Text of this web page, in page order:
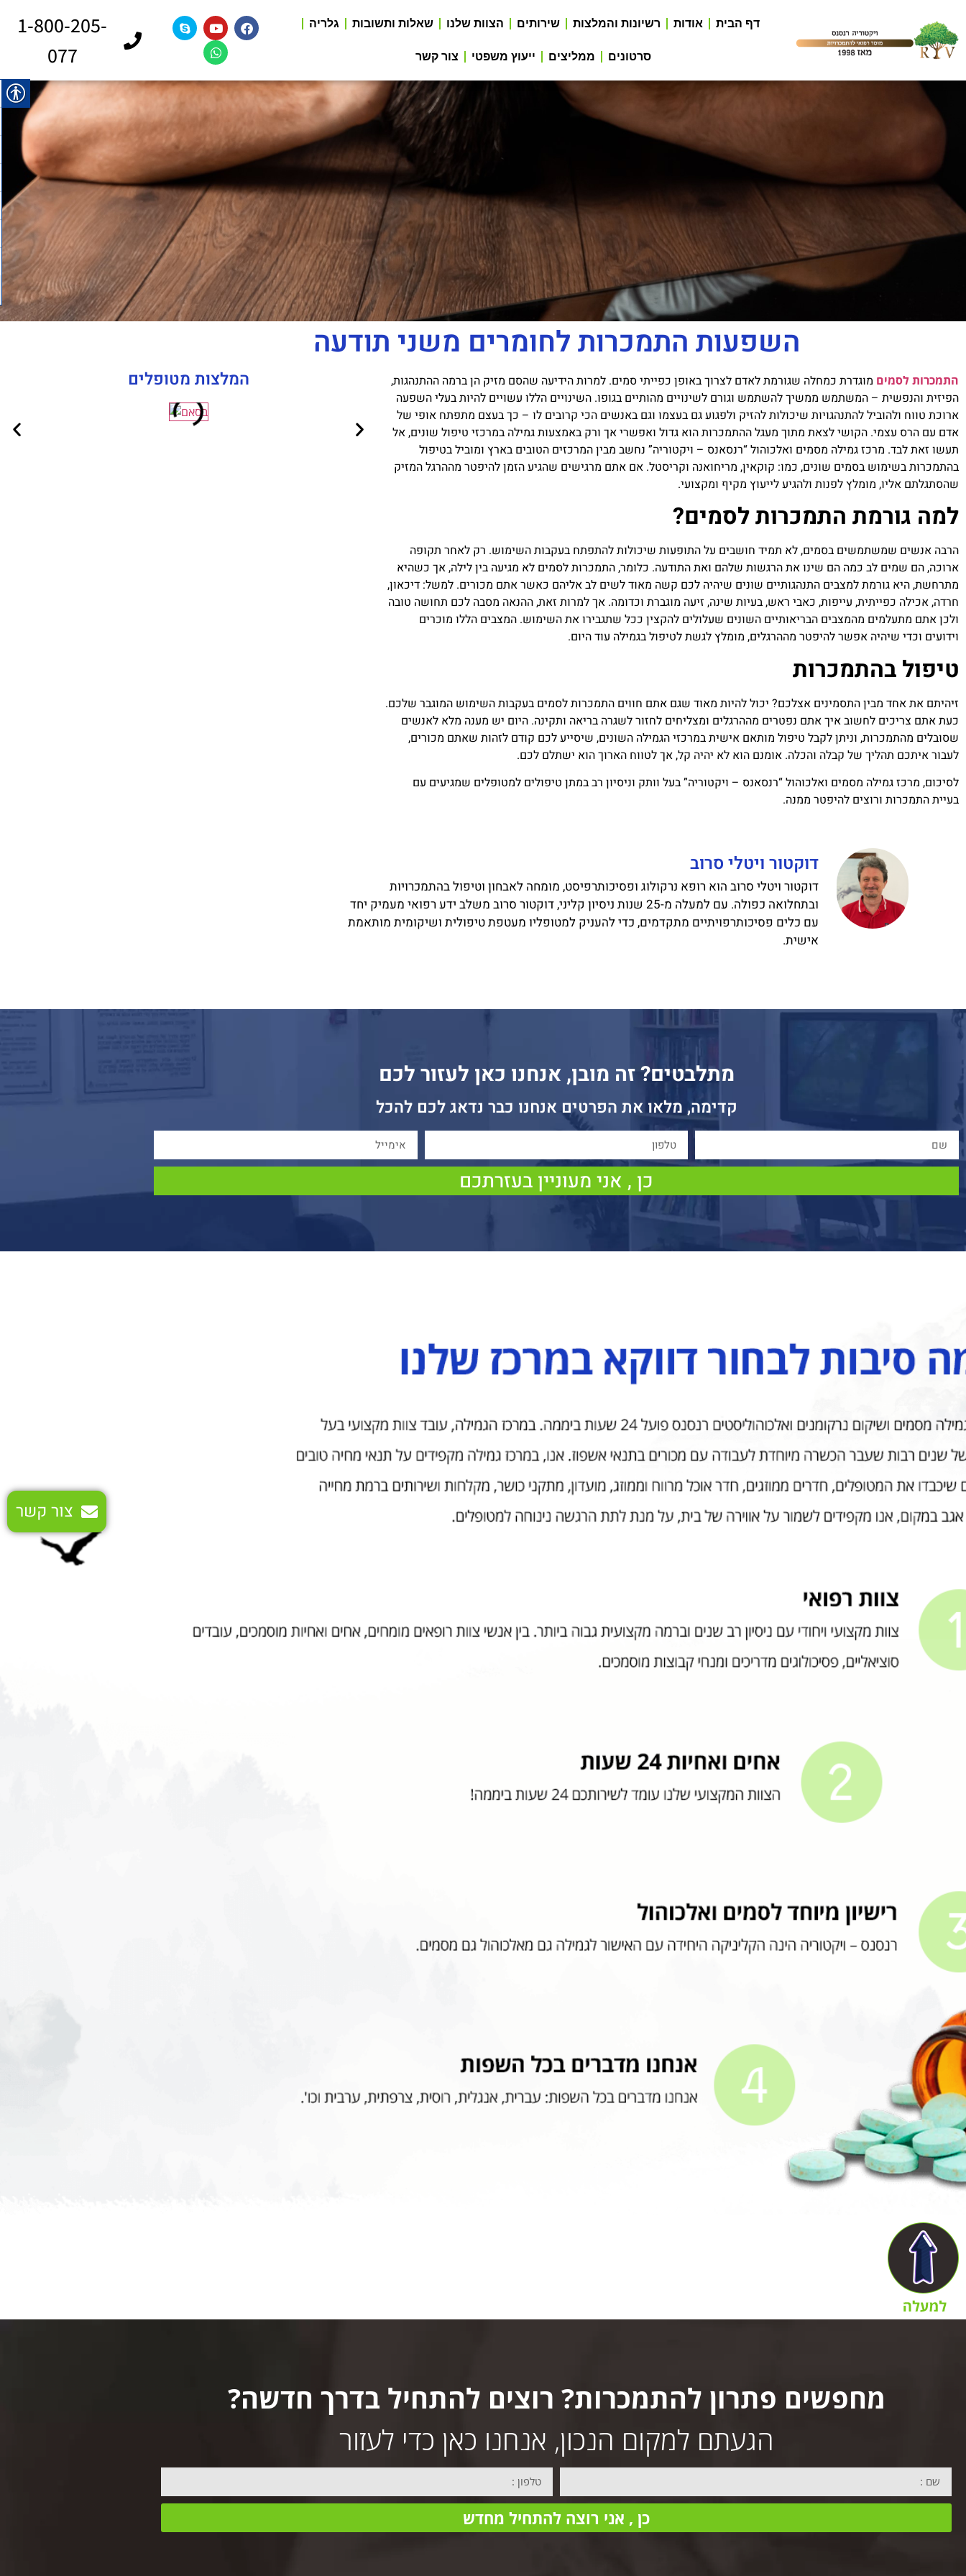
דף הבית אודות רשיונות והמלצות שירותים הצוות שלנו שאלות ותשובות גלריה
סרטונים ממליצים ייעוץ משפטי צור קשר
1-800-205-
077
השפעות התמכרות לחומרים משני תודעה
התמכרות לסמים מוגדרת כמחלה שגורמת לאדם לצרוך באופן כפייתי סמים. למרות הידיעה שהסם מזיק הן ברמה ההתנהגות,
הפיזית והנפשית – המשתמש ממשיך להשתמש וגורם לשינויים מהותיים בגופו. השינויים הללו עשויים להיות בעלי השפעה
ארוכת טווח ולהוביל להתנהגויות שיכולות להזיק ולפגוע גם בעצמו וגם באנשים הכי קרובים לו – כך בעצם מתפתח אופי של
אדם עם הרס עצמי. הקושי לצאת מתוך מעגל ההתמכרות הוא גדול ואפשרי אך ורק באמצעות גמילה במרכזי טיפול שונים, אל
תעשו זאת לבד. מרכז גמילה מסמים ואלכוהול “רנסאנס – ויקטוריה” נחשב מבין המרכזים הטובים בארץ ומוביל בטיפול
בהתמכרות בשימוש בסמים שונים, כמו: קוקאין, מריחואנה וקריסטל. אם אתם מרגישים שהגיע הזמן להיפטר מההרגל המזיק
שהסתגלתם אליו, מומלץ לפנות ולהגיע לייעוץ מקיף ומקצועי.
למה גורמת התמכרות לסמים?
הרבה אנשים שמשתמשים בסמים, לא תמיד חושבים על התופעות שיכולות להתפתח בעקבות השימוש. רק לאחר תקופה
ארוכה, הם שמים לב כמה הם שינו את הרגשות שלהם ואת התודעה. כלומר, התמכרות לסמים לא מגיעה בין לילה, אך כשהיא
מתרחשת, היא גורמת למצבים התנהגותיים שונים שיהיה לכם קשה מאוד לשים לב אליהם כאשר אתם מכורים. למשל: דיכאון,
חרדה, אכילה כפייתית, עייפות, כאבי ראש, בעיות שינה, זיעה מוגברת וכדומה. אך למרות זאת, ההנאה מסבה לכם תחושה טובה
ולכן אתם מתעלמים מהמצבים הבריאותיים השונים שעלולים להקצין ככל שתגבירו את השימוש. המצבים הללו מוכרים
וידועים וכדי שיהיה אפשר להיפטר מההרגלים, מומלץ לגשת לטיפול בגמילה עוד היום.
טיפול בהתמכרות
זיהיתם את אחד מבין התסמינים אצלכם? יכול להיות מאוד שגם אתם חווים התמכרות לסמים בעקבות השימוש המוגבר שלכם.
כעת אתם צריכים לחשוב איך אתם נפטרים מההרגלים ומצליחים לחזור לשגרה בריאה ותקינה. היום יש מענה מלא לאנשים
שסובלים מהתמכרות, וניתן לקבל טיפול מותאם אישית במרכזי הגמילה השונים, שיסייע לכם קודם לזהות שאתם מכורים,
לעבור איתכם תהליך של קבלה והכלה. אומנם הוא לא יהיה קל, אך לטווח הארוך הוא ישתלם לכם.
לסיכום, מרכז גמילה מסמים ואלכוהול “רנסאנס – ויקטוריה” בעל וותק וניסיון רב במתן טיפולים למטופלים שמגיעים עם
בעיית התמכרות ורוצים להיפטר ממנה.
המלצות מטופלים
דוקטור ויטלי סרוב
דוקטור ויטלי סרוב הוא רופא נרקולוג ופסיכותרפיסט, מומחה לאבחון וטיפול בהתמכרויות
ובתחלואה כפולה. עם למעלה מ-25 שנות ניסיון קליני, דוקטור סרוב משלב ידע רפואי מעמיק יחד
עם כלים פסיכותרפויתיים מתקדמים, כדי להעניק למטופליו מעטפת טיפולית ושיקומית מותאמת
אישית.
מתלבטים? זה מובן, אנחנו כאן לעזור לכם
קדימה, מלאו את הפרטים אנחנו כבר נדאג לכם להכל
כן , אני מעוניין בעזרתכם
צור קשר
מחפשים פתרון להתמכרות? רוצים להתחיל בדרך חדשה?
הגעתם למקום הנכון, אנחנו כאן כדי לעזור
כן , אני רוצה להתחיל מחדש